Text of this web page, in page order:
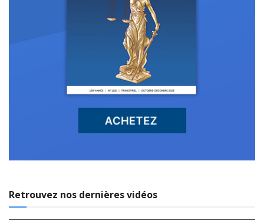
Retrouvez nos dernières vidéos